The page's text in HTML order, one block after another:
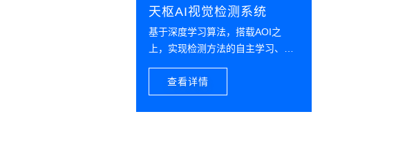
天枢AI视觉检测系统
基于深度学习算法，搭载AOI之
上，实现检测方法的自主学习、检
机器视觉的人员复判作业，给工业
装上永不疲劳的眼睛和大脑
查看详情